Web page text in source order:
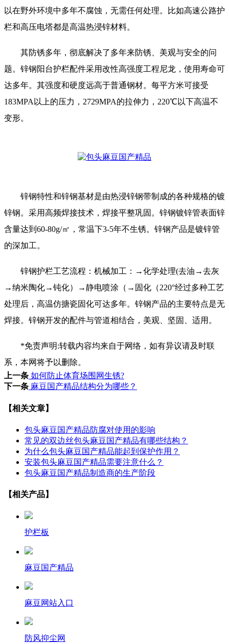
以在野外环境中多年不腐蚀，无需任何处理。比如高速公路护
栏和高压电塔都是高温热浸锌材料。
其防锈多年，彻底解决了多年来防锈、美观与安全的问
题。锌钢阳台护栏配件采用改性高强度工程尼龙，使用寿命可
达多年。其强度和硬度远高于普通钢材。每平方米可接受
183MPA以上的压力，2729MPA的拉伸力，220℃以下高温不
变形。
锌钢特性和锌钢基材是由热浸锌钢带制成的各种规格的镀
锌钢。采用高频焊接技术，焊接平整巩固。锌钢镀锌管表面锌
含量达到60-80g/㎡，常温下3-5年不生锈。锌钢产品是镀锌管
的深加工。
锌钢护栏工艺流程：机械加工：→化学处理(去油→去灰
→纳米陶化→钝化）→静电喷涂（→固化（220°经过多种工艺
处理后，高温仿搪瓷固化可达多年。锌钢产品的主要特点是无
焊接。锌钢开发的配件与管道相结合，美观、坚固、适用。
*免责声明:转载内容均来自于网络，如有异议请及时联
系，本网将予以删除。
上一条 如何防止体育场围网生锈?
下一条 麻豆国产精品结构分为哪些？
【相关文章】
包头麻豆国产精品防腐对使用的影响
常见的双边丝包头麻豆国产精品有哪些结构？
为什么包头麻豆国产精品能起到保护作用？
安装包头麻豆国产精品需要注意什么？
包头麻豆国产精品制造商的生产阶段
【相关产品】
护栏板
麻豆国产精品
麻豆网站入口
防风抑尘网